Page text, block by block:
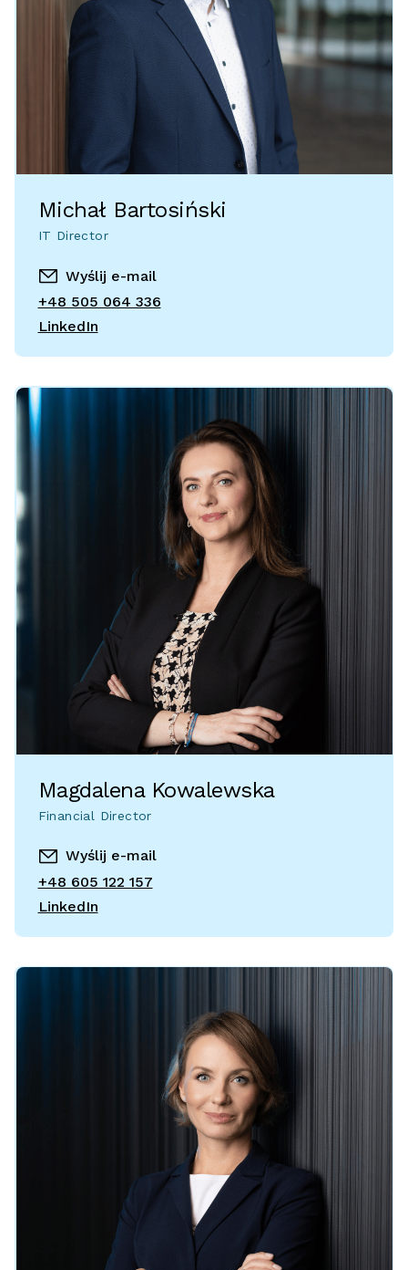
Michał Bartosiński
IT Director
Wyślij e-mail
+48 505 064 336
LinkedIn
Magdalena Kowalewska
Financial Director
Wyślij e-mail
+48 605 122 157
LinkedIn